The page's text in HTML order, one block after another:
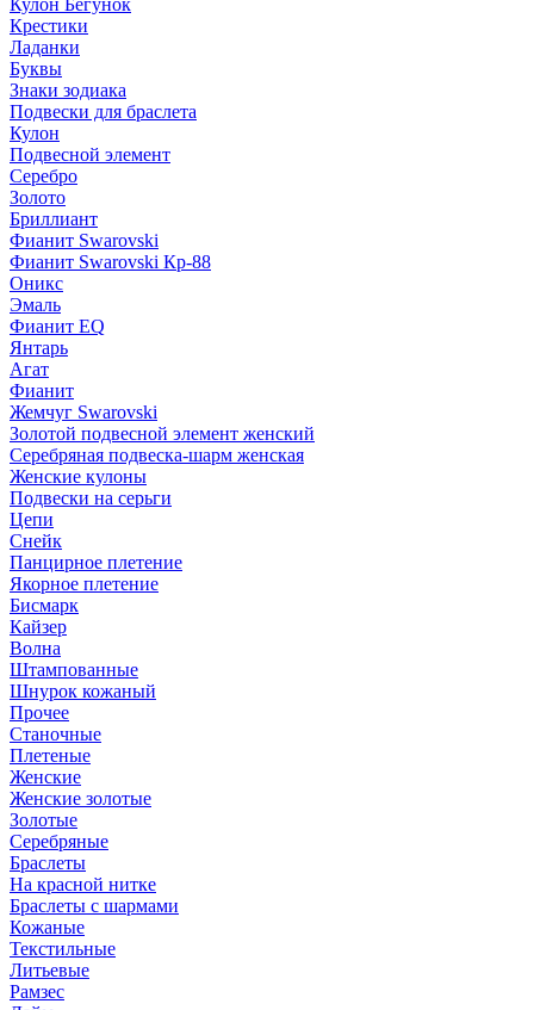
Кулон Бегунок
Крестики
Ладанки
Буквы
Знаки зодиака
Подвески для браслета
Кулон
Подвесной элемент
Серебро
Золото
Бриллиант
Фианит Swarovski
Фианит Swarovski Кр-88
Оникс
Эмаль
Фианит EQ
Янтарь
Агат
Фианит
Жемчуг Swarovski
Золотой подвесной элемент женcкий
Серебряная подвеска-шарм женская
Женские кулоны
Подвески на серьги
Цепи
Снейк
Панцирное плетение
Якорное плетение
Бисмарк
Кайзер
Волна
Штампованные
Шнурок кожаный
Прочее
Станочные
Плетеные
Женские
Женские золотые
Золотые
Серебряные
Браслеты
На красной нитке
Браслеты с шармами
Кожаные
Текстильные
Литьевые
Рамзес